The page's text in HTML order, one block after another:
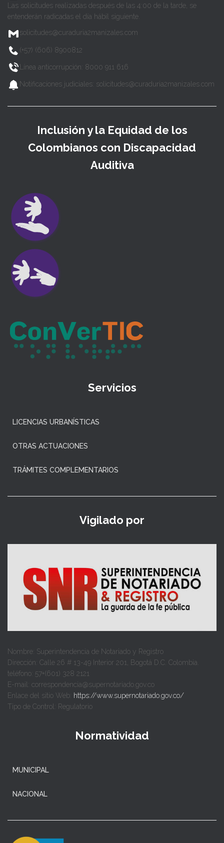
Las solicitudes realizadas después de las 4:00 de la tarde, se
entenderán radicadas el día hábil siguiente.
solicitudes@curaduria2manizales.com
(+57) (606) 8900812
Línea anticorrupción: 8000 911 616
Notificaciones judiciales: solicitudes@curaduria2manizales.com
Inclusión y la Equidad de los
Colombianos con Discapacidad
Auditiva
Servicios
LICENCIAS URBANÍSTICAS
OTRAS ACTUACIONES
TRÁMITES COMPLEMENTARIOS
Vigilado por
Nombre: Superintendencia de Notariado y Registro
Dirección: Calle 26 # 13-49 Interior 201, Bogotá D.C. Colombia.
teléfono: 57+(601) 328 2121
E-mail: correspondencia@supernotariado.gov.co
Enlace del sitio Web: https://www.supernotariado.gov.co/
Tipo de Control: Regulatorio
Normatividad
MUNICIPAL
NACIONAL